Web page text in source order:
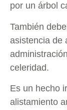
por un árbol
También
asistencia de
celeridad.
Es un hecho
alistamiento